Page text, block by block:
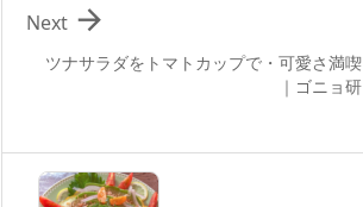
ツナサラダをトマトカップで・可愛さ満喫
｜ゴニョ研

Next